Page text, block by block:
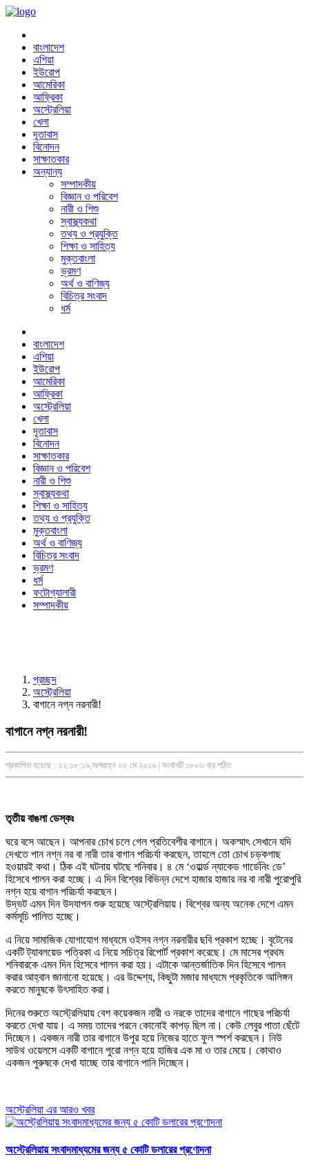
বাংলাদেশ
এশিয়া
ইউরোপ
আমেরিকা
আফ্রিকা
অস্ট্রেলিয়া
খেলা
দূতাবাস
বিনোদন
সাক্ষাতকার
অন্যান্য
সম্পাদকীয়
বিজ্ঞান ও পরিবেশ
নারী ও শিশু
স্বাস্থ্যকথা
তথ্য ও প্রযুক্তি
শিক্ষা ও সাহিত্য
মুক্তবাংলা
ভ্রমণ
অর্থ ও বাণিজ্য
বিচিত্র সংবাদ
ধর্ম
বাংলাদেশ
এশিয়া
ইউরোপ
আমেরিকা
আফ্রিকা
অস্ট্রেলিয়া
খেলা
দূতাবাস
বিনোদন
সাক্ষাতকার
বিজ্ঞান ও পরিবেশ
নারী ও শিশু
স্বাস্থ্যকথা
শিক্ষা ও সাহিত্য
তথ্য ও প্রযুক্তি
মুক্তবাংলা
অর্থ ও বাণিজ্য
বিচিত্র সংবাদ
ভ্রমণ
ধর্ম
ফটোগ্যালারী
সম্পাদকীয়
প্রচ্ছদ
অস্ট্রেলিয়া
বাগানে নগ্ন নরনারী!
বাগানে নগ্ন নরনারী!
প্রকাশিত হয়েছে : ১২:১৮:১৯,অপরাহ্ন ০৫ মে ২০১৯ | সংবাদটি ১৮০৩ বার পঠিত
তৃতীয় বাঙলা ডেস্কঃ
ঘরে বসে আছেন। আপনার চোখ চলে গেল প্রতিবেশীর বাগানে। অকস্মাৎ সেখানে যদি
দেখতে পান নগ্ন নর বা নারী তার বাগান পরিচর্যা করছেন, তাহলে তো চোখ চড়কগাছ
হওয়ারই কথা। ঠিক এই ঘটনায় ঘটছে শনিবার। ৪ মে ‘ওয়ার্ল্ড ন্যাকেড গার্ডেনিং ডে’
হিসেবে পালন করা হচ্ছে। এ দিন বিশ্বের বিভিন্ন দেশে হাজার হাজার নর বা নারী পুরোপুরি
নগ্ন হয়ে বাগান পরিচর্যা করছেন।
উদ্ভট এমন দিন উদযাপন শুরু হয়েছে অস্ট্রেলিয়ায়। বিশ্বের অন্য অনেক দেশে এমন
কর্মসূচি পালিত হচ্ছে।
এ নিয়ে সামাজিক যোগাযোগ মাধ্যমে ওইসব নগ্ন নরনারীর ছবি প্রকাশ হচ্ছে। বৃটেনের
একটি ট্যাবলয়েড পত্রিকা এ নিয়ে সচিত্র রিপোর্ট প্রকাশ করেছে। মে মাসের প্রথম
শনিবারকে এমন দিন হিসেবে পালন করা হয়। এটাকে আন্তর্জাতিক দিন হিসেবে পালন
করার আহ্বান জানানো হয়েছে। এর উদ্দেশ্য, কিছুটা মজার মাধ্যমে প্রকৃতিকে আলিঙ্গন
করতে মানুষকে উৎসাহিত করা।
দিনের শুরুতে অস্ট্রেলিয়ায় বেশ কয়েকজন নারী ও নরকে তাদের বাগানে গাছের পরিচর্যা
করতে দেখা যায়। এ সময় তাদের পরনে কোনোই কাপড় ছিল না। কেউ লেবুর পাতা ছেঁটে
দিচ্ছেন। একজন নারী তার বাগানে উপুর হয়ে নিজের হাতে ফুল স্পর্শ করছেন। নিউ
সাউথ ওয়েলসে একটি বাগানে পুরো নগ্ন হয়ে হাজির এক মা ও তার মেয়ে। কোথাও
একজন পুরুষকে দেখা যাচ্ছে তার বাগানে পানি দিচ্ছেন।
অস্ট্রেলিয়া এর আরও খবর
অস্ট্রেলিয়ায় সংবাদমাধ্যমের জন্য ৫ কোটি ডলারের প্রণোদনা